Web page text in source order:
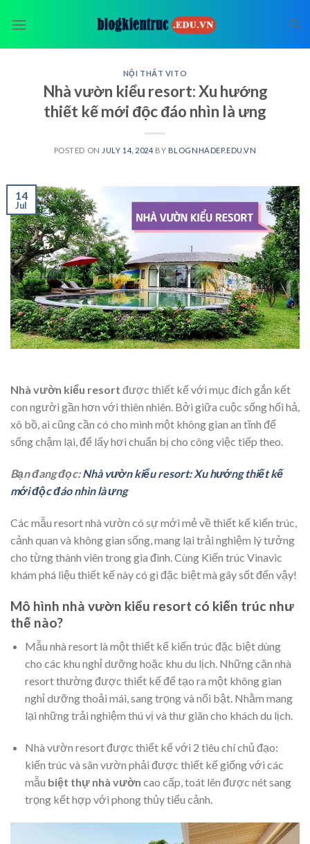
NỘI THẤT VITO
Nhà vườn kiểu resort: Xu hướng
thiết kế mới độc đáo nhìn là ưng
POSTED ON JULY 14, 2024 BY BLOGNHADEP.EDU.VN
14
Jul
Nhà vườn kiểu resort được thiết kế với mục đích gắn kết
con người gần hơn với thiên nhiên. Bởi giữa cuộc sống hối hả,
xô bồ, ai cũng cần có cho mình một không gian an tĩnh để
sống chậm lại, để lấy hơi chuẩn bị cho công việc tiếp theo.
Bạn đang đọc:Nhà vườn kiểu resort: Xu hướng thiết kế
mới độc đáo nhìn là ưng
Các mẫu resort nhà vườn có sự mới mẻ về thiết kế kiến trúc,
cảnh quan và không gian sống, mang lại trải nghiệm lý tưởng
cho từng thành viên trong gia đình. Cùng Kiến trúc Vinavic
khám phá liệu thiết kế này có gì đặc biệt mà gây sốt đến vậy!
Mô hình nhà vườn kiểu resort có kiến trúc như
thế nào?
Mẫu nhà resort là một thiết kế kiến trúc đặc biệt dùng
cho các khu nghỉ dưỡng hoặc khu du lịch. Những căn nhà
resort thường được thiết kế để tạo ra một không gian
nghỉ dưỡng thoải mái, sang trọng và nổi bật. Nhằm mang
lại những trải nghiệm thú vị và thư giãn cho khách du lịch.
Nhà vườn resort được thiết kế với 2 tiêu chí chủ đạo:
kiến trúc và sân vườn phải được thiết kế giống với các
mẫu biệt thự nhà vườn cao cấp, toát lên được nét sang
trọng kết hợp với phong thủy tiểu cảnh.